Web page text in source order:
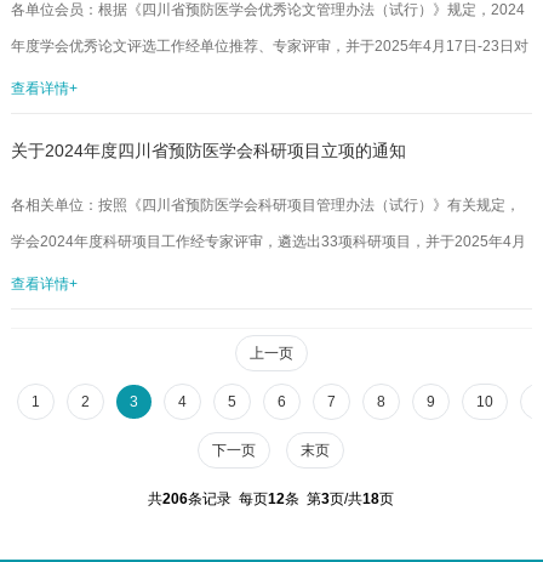
各单位会员：根据《四川省预防医学会优秀论文管理办法（试行）》规定，2024
年度学会优秀论文评选工作经单位推荐、专家评审，并于2025年4月17日-23日对
拟奖励的优秀论文和青年优秀论文进行公示，公示结果无异议。现将2024年度四
2024年度优秀论文，每篇奖励5000元。2.授予15篇论文为2024年度青年优秀论
查看详情+
关于2024年度四川省预防医学会科研项目立项的通知
各相关单位：按照《四川省预防医学会科研项目管理办法（试行）》有关规定，
学会2024年度科研项目工作经专家评审，遴选出33项科研项目，并于2025年4月
17-23日对拟立项项目进行公示，公示结果无异议。据此，学会秘书处决定对成都
学的影响》等33项课题予以立项资助，相关事宜通知如下。1.获准立项的项目承
担单位请于2025年5月10日前与学会签订《四川省预防医学会项目任务书》，任
务书模版由学会科技发展部提供。2.请项目承担单位于2...
查看详情+
上一页
1 2 3 4 5 6 7 8 9 10
下一页 末页
共206条记录 每页12条 第3页/共18页